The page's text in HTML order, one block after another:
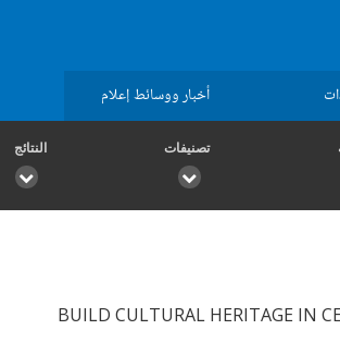
أخبار ووسائط إعلام
تصنيفات النتائج
BUILD CULTURAL HERITAGE IN